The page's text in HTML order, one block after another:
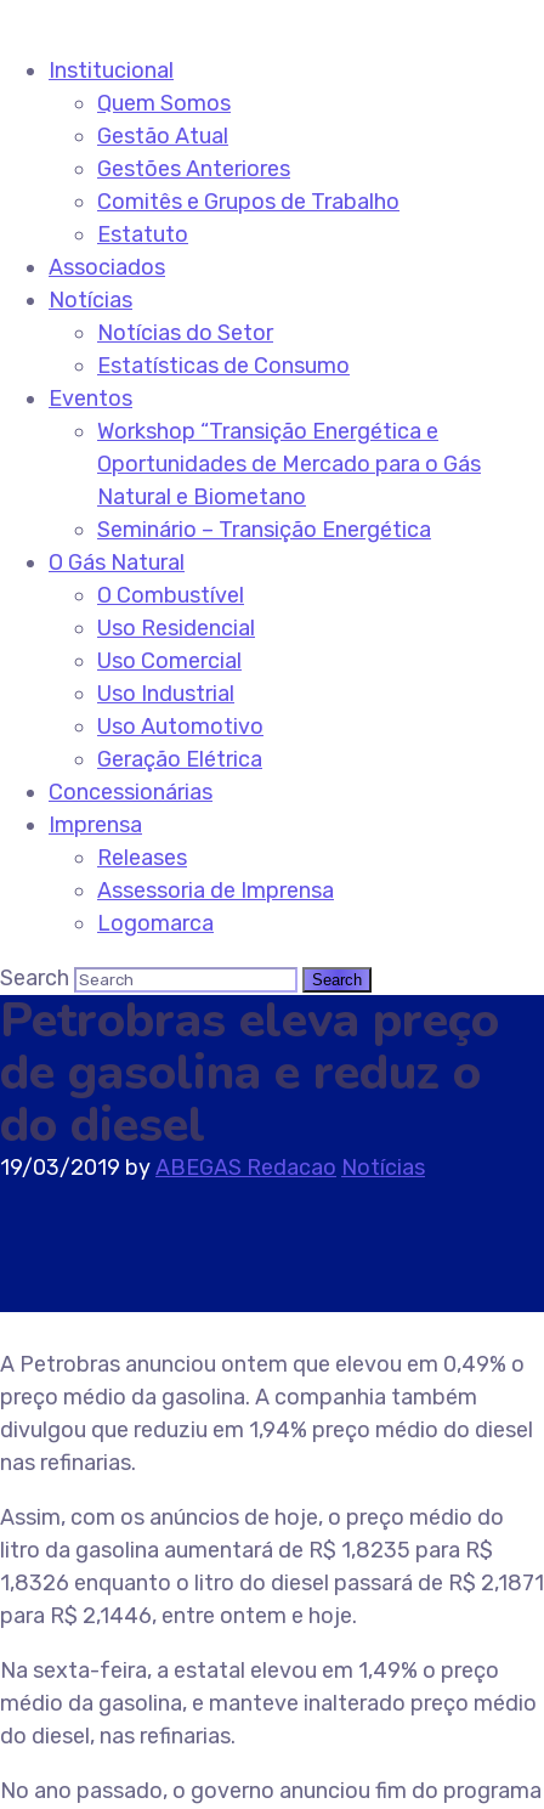
Institucional
Quem Somos
Gestão Atual
Gestões Anteriores
Comitês e Grupos de Trabalho
Estatuto
Associados
Notícias
Notícias do Setor
Estatísticas de Consumo
Eventos
Workshop “Transição Energética e
Oportunidades de Mercado para o Gás
Natural e Biometano
Seminário – Transição Energética
O Gás Natural
O Combustível
Uso Residencial
Uso Comercial
Uso Industrial
Uso Automotivo
Geração Elétrica
Concessionárias
Imprensa
Releases
Assessoria de Imprensa
Logomarca
Search
Petrobras eleva preço
de gasolina e reduz o
do diesel
19/03/2019 byABEGAS Redacao Notícias
A Petrobras anunciou ontem que elevou em 0,49% o
preço médio da gasolina. A companhia também
divulgou que reduziu em 1,94% preço médio do diesel
nas refinarias.
Assim, com os anúncios de hoje, o preço médio do
litro da gasolina aumentará de R$ 1,8235 para R$
1,8326 enquanto o litro do diesel passará de R$ 2,1871
para R$ 2,1446, entre ontem e hoje.
Na sexta-feira, a estatal elevou em 1,49% o preço
médio da gasolina, e manteve inalterado preço médio
do diesel, nas refinarias.
No ano passado, o governo anunciou fim do programa